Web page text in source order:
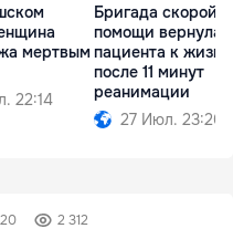
мертвым
22:14
Бригада скорой
помощи вернула
пациента к жизни
после 11 минут
реанимации
27 Июл. 23:20
2 312